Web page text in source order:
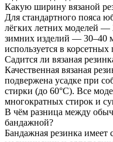
Какую ширину вязаной
Для стандартного пояса
лёгких летних моделей —
зимних изделий — 30–40
используется в корсетных
Садится ли вязаная
Качественная вязаная
подвержена усадке при
стирки (до 60°C). Все
многократных стирок и
В чём разница между
бандажной?
Бандажная резинка имеет